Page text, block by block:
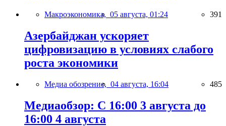
Макроэкономика, 05 августа, 01:24 391
Азербайджан ускоряет
цифровизацию в условиях слабого
роста экономики
Медиа обозрение, 04 августа, 16:04 485
Медиаобзор: С 16:00 3 августа до
16:00 4 августа